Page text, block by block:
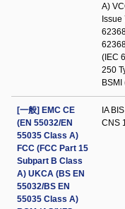
A)
(IEC
250
[一般] EMC CE
(EN 55032/EN
55035 Class A)
FCC (FCC Part 15
Subpart B Class
A) UKCA (BS EN
55032/BS EN
55035 Class A)
IA
CNS